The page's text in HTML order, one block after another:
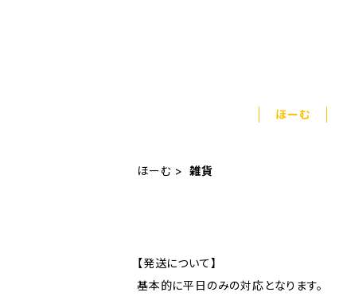
ほーむ
ほーむ 雑貨
【発送について】
基本的に平日のみの対応となります。